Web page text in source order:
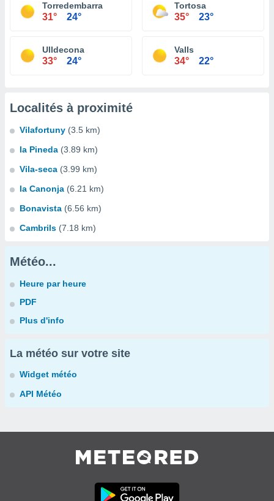
Torredembarra
31° 24°
Tortosa
35° 23°
Ulldecona
33° 24°
Valls
34° 22°
Localités à proximité
Vilafortuny (3.5 km)
la Pineda (3.89 km)
Vila-seca (3.99 km)
la Canonja (6.21 km)
Bonavista (6.56 km)
Cambrils (7.18 km)
Météo...
Heure par heure
PDF
Plus d'info
La météo sur votre site
Widget météo
API Météo